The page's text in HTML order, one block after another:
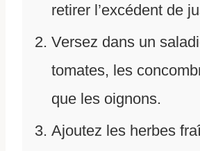
retirer l’excédent de
Versez dans un
tomates, les
que les oignons.
Ajoutez les herbes